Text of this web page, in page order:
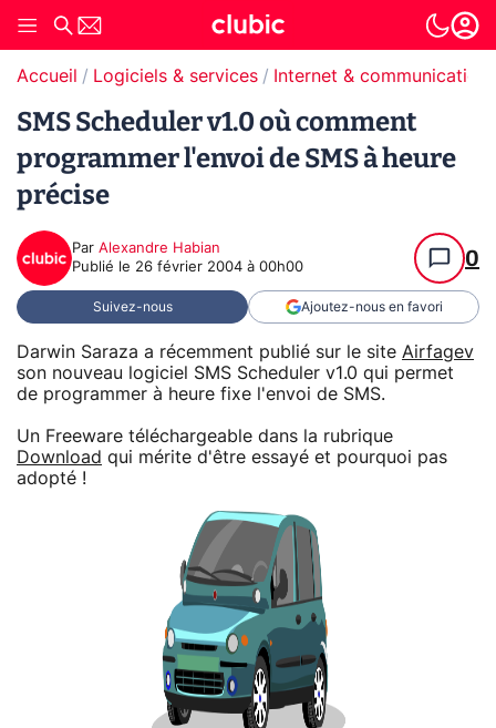
Accueil Logiciels & services Internet & communication
SMS Scheduler v1.0 où comment
programmer l'envoi de SMS à heure
précise
Par Alexandre Habian
Publié le 26 février 2004 à 00h00 0
Suivez-nous Ajoutez-nous en favori
Darwin Saraza a récemment publié sur le site Airfagev
son nouveau logiciel SMS Scheduler v1.0 qui permet
de programmer à heure fixe l'envoi de SMS.
Un Freeware téléchargeable dans la rubrique
Download qui mérite d'être essayé et pourquoi pas
adopté !